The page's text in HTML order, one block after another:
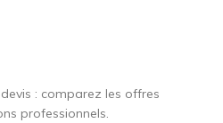
: comparez les offres
professionnels.